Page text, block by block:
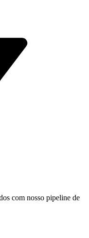
com nosso pipeline de